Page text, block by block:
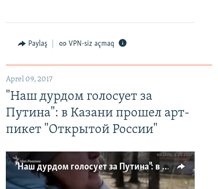
Paylaş VPN-siz açmaq
Aprel 09, 2017
"Наш дурдом голосует за
Путина": в Казани прошел арт-
пикет "Открытой России"
"Наш дурдом голосует за Путина": в Казани прошел арт-пикет "Открытой России"